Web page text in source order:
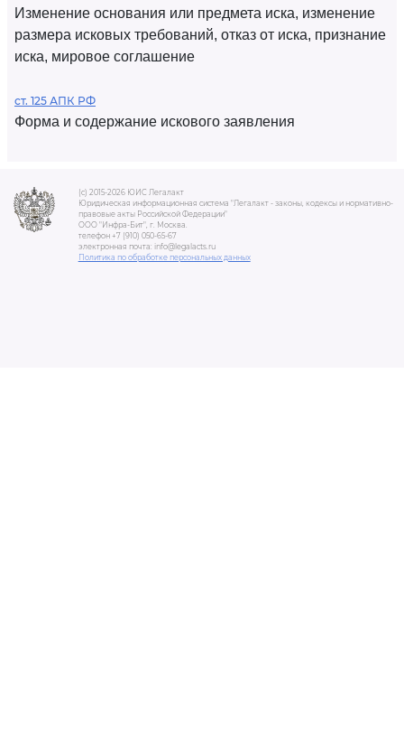
Изменение основания или предмета иска, изменение
размера исковых требований, отказ от иска, признание
иска, мировое соглашение
ст. 125 АПК РФ
Форма и содержание искового заявления
(c) 2015-2026 ЮИС Легалакт
Юридическая информационная система "Легалакт - законы, кодексы и нормативно-
правовые акты Российской Федерации"
ООО "Инфра-Бит", г. Москва.
телефон +7 (910) 050-65-67
электронная почта: info@legalacts.ru
Политика по обработке персональных данных